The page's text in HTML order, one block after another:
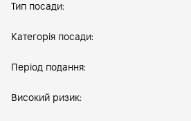
Тип посади:
Категорія посади:
Період подання:
Високий ризик: